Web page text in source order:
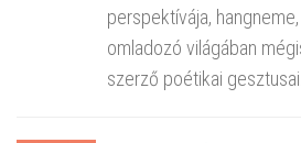
perspektívája,
omladozó világában
szerző poétikai gesztusai.